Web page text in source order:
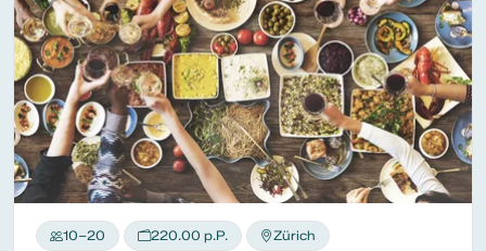
10–20 220.00 p.P. Zürich